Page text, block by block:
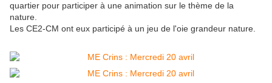
quartier pour participer à une animation sur le thème de la
nature.
Les CE2-CM ont eux participé à un jeu de l'oie grandeur nature.